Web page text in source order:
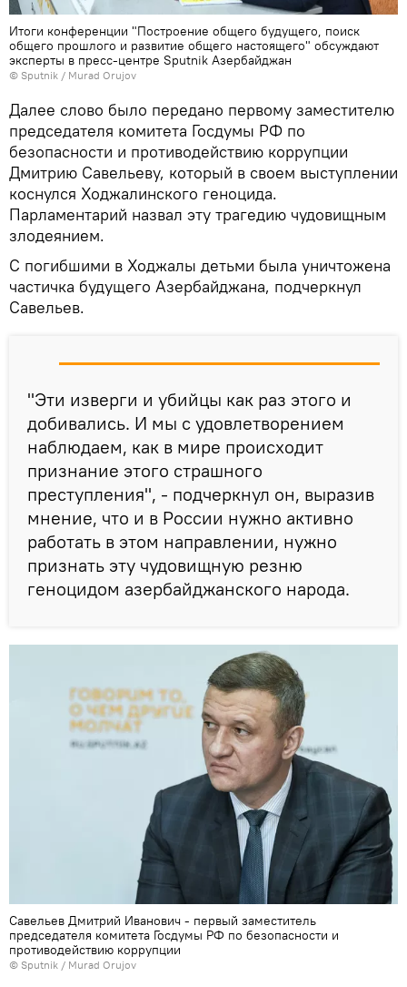
Итоги конференции "Построение общего будущего, поиск
общего прошлого и развитие общего настоящего" обсуждают
эксперты в пресс-центре Sputnik Азербайджан
© Sputnik / Murad Orujov
Далее слово было передано первому заместителю
председателя комитета Госдумы РФ по
безопасности и противодействию коррупции
Дмитрию Савельеву, который в своем выступлении
коснулся Ходжалинского геноцида.
Парламентарий назвал эту трагедию чудовищным
злодеянием.
С погибшими в Ходжалы детьми была уничтожена
частичка будущего Азербайджана, подчеркнул
Савельев.
"Эти изверги и убийцы как раз этого и
добивались. И мы с удовлетворением
наблюдаем, как в мире происходит
признание этого страшного
преступления", - подчеркнул он, выразив
мнение, что и в России нужно активно
работать в этом направлении, нужно
признать эту чудовищную резню
геноцидом азербайджанского народа.
Савельев Дмитрий Иванович - первый заместитель
председателя комитета Госдумы РФ по безопасности и
противодействию коррупции
© Sputnik / Murad Orujov